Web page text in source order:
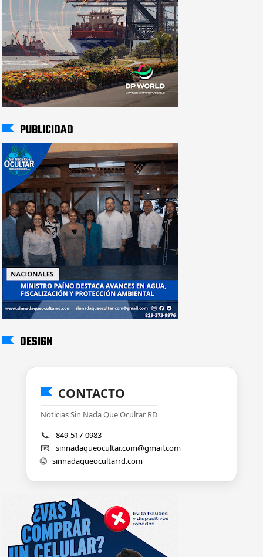
PUBLICIDAD
DESIGN
CONTACTO
Noticias Sin Nada Que Ocultar RD
📞 849-517-0983
📧 sinnadaqueocultar.com@gmail.com
🌐 sinnadaqueocultarrd.com